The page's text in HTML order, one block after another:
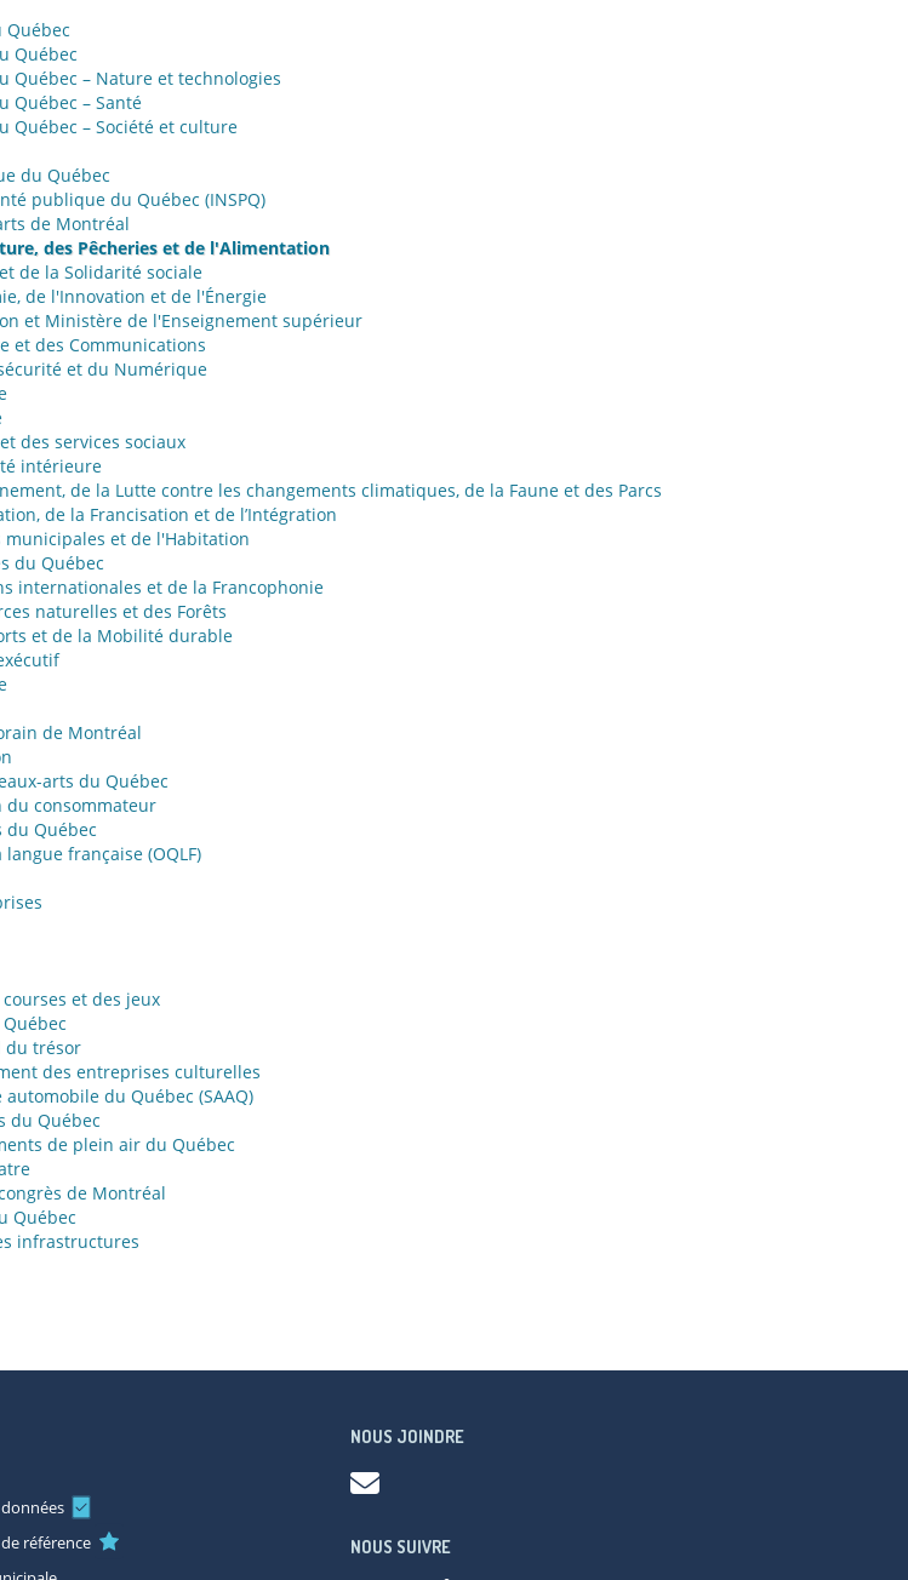
Québec
Québec
Québec – Nature et technologies
Québec – Santé
Québec – Société et culture
du Québec
publique du Québec (INSPQ)
de Montréal
des Pêcheries et de l'Alimentation
de la Solidarité sociale
de l'Innovation et de l'Énergie
et Ministère de l'Enseignement supérieur
et des Communications
et du Numérique
des services sociaux
intérieure
de la Lutte contre les changements climatiques, de la Faune et des Parcs
de la Francisation et de l’Intégration
et de l'Habitation
du Québec
internationales et de la Francophonie
naturelles et des Forêts
et de la Mobilité durable
de Montréal
arts du Québec
du consommateur
du Québec
française (OQLF)
et des jeux
du trésor
des entreprises culturelles
du Québec (SAAQ)
du Québec
de plein air du Québec
de Montréal
Québec
infrastructures
référence
NOUS JOINDRE
NOUS SUIVRE